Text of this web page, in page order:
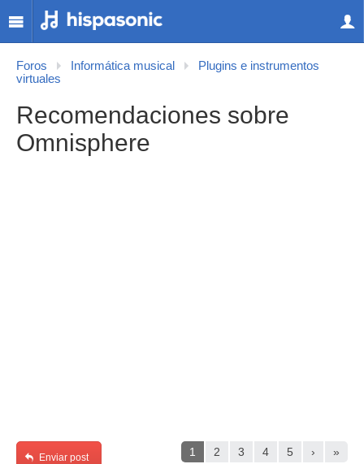
Foros Informática musical
Plugins e instrumentos
virtuales
Recomendaciones sobre
Omnisphere
1 2 3 4 5 › »
Enviar post